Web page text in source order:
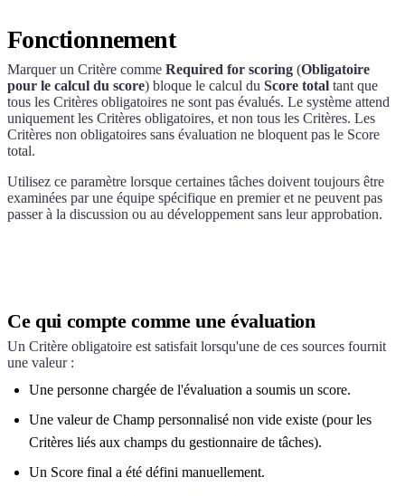
Fonctionnement
Marquer un Critère comme Required for scoring (Obligatoire
pour le calcul du score) bloque le calcul du Score total tant que
tous les Critères obligatoires ne sont pas évalués. Le système attend
uniquement les Critères obligatoires, et non tous les Critères. Les
Critères non obligatoires sans évaluation ne bloquent pas le Score
total.
Utilisez ce paramètre lorsque certaines tâches doivent toujours être
examinées par une équipe spécifique en premier et ne peuvent pas
passer à la discussion ou au développement sans leur approbation.
Ce qui compte comme une évaluation
Un Critère obligatoire est satisfait lorsqu'une de ces sources fournit
une valeur :
Une personne chargée de l'évaluation a soumis un score.
Une valeur de Champ personnalisé non vide existe (pour les
Critères liés aux champs du gestionnaire de tâches).
Un Score final a été défini manuellement.